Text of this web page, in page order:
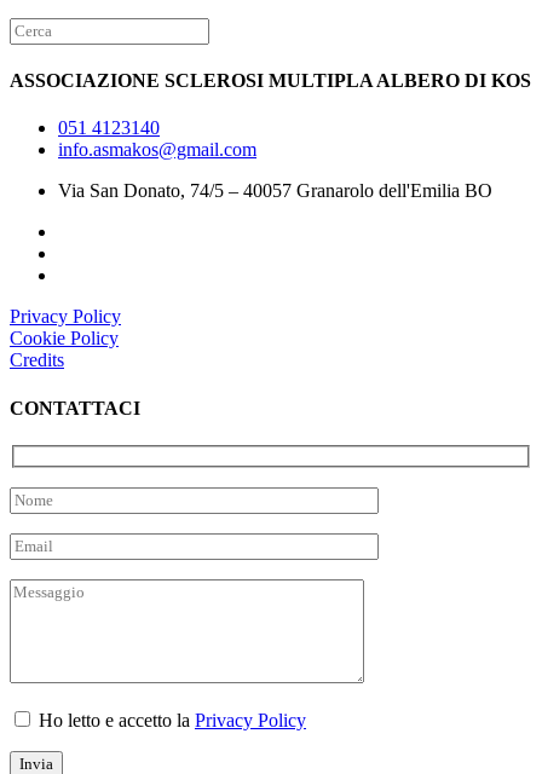
ASSOCIAZIONE SCLEROSI MULTIPLA ALBERO DI KOS
051 4123140
info.asmakos@gmail.com
Via San Donato, 74/5 – 40057 Granarolo dell'Emilia BO
Privacy Policy
Cookie Policy
Credits
CONTATTACI
Ho letto e accetto la Privacy Policy